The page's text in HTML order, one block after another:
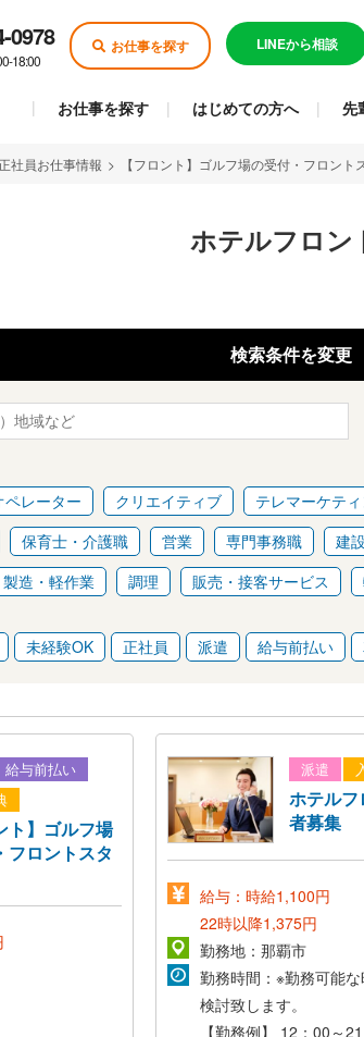
0978
18:00
お仕事を探す LINEから相談
お仕事を探す はじめての方へ 先
社員お仕事情報 > 【フロント】ゴルフ場の受付・フロント
ホテルフロン
検索条件を変更
ペレーター クリエイティブ テレマーケテ
保育士・介護職 営業 専門事務職 建
製造・軽作業 調理 販売・接客サービス
未経験OK 正社員 派遣 給与前払い
給与前払い
ト】ゴルフ場
フロントスタ
派遣
ホテル
者募集
給与：時給1,100円
22時以降1,375円
勤務地：那覇市
勤務時間：※勤務可能
検討致します。
【勤務例】
12：00～